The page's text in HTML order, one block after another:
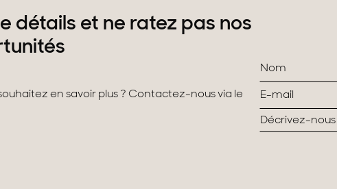
détails et ne ratez pas nos
en savoir plus ? Contactez-nous via le